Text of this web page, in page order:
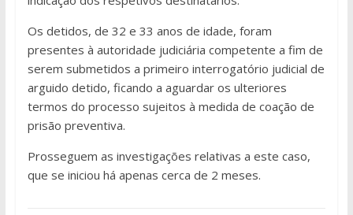
Os detidos, de 32 e 33 anos de idade, foram
presentes à autoridade judiciária competente a fim de
serem submetidos a primeiro interrogatório judicial de
arguido detido, ficando a aguardar os ulteriores
termos do processo sujeitos à medida de coação de
prisão preventiva.
Prosseguem as investigações relativas a este caso,
que se iniciou há apenas cerca de 2 meses.